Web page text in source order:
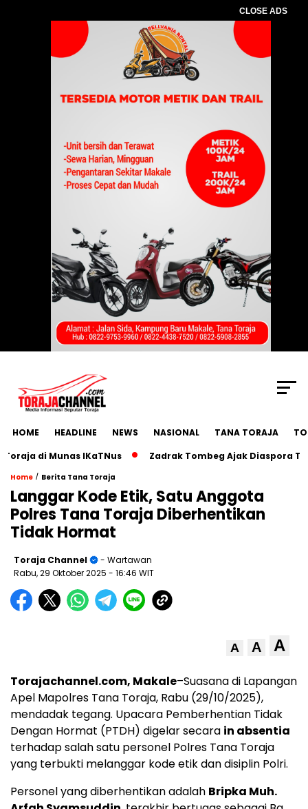
CLOSE ADS
HOME HEADLINE NEWS NASIONAL TANA TORAJA
di Munas IKaTNus
Zadrak Tombeg Ajak Diaspora
Home / Berita Tana Toraja
Langgar Kode Etik, Satu Anggota
Polres Tana Toraja Diberhentikan
Tidak Hormat
Toraja Channel
- Wartawan
Rabu, 29 Oktober 2025 - 16:46 WIT
A A A
Torajachannel.com, Makale–Suasana di Lapangan
Apel Mapolres Tana Toraja, Rabu (29/10/2025),
mendadak tegang. Upacara Pemberhentian Tidak
Dengan Hormat (PTDH) digelar secara in absentia
terhadap salah satu personel Polres Tana Toraja
yang terbukti melanggar kode etik dan disiplin Polri.
Personel yang diberhentikan adalah Bripka Muh.